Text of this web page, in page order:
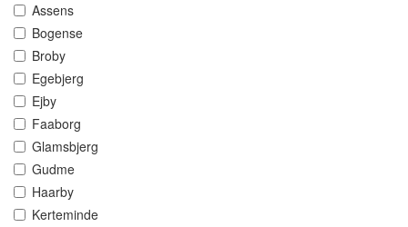
Assens
Bogense
Broby
Egebjerg
Ejby
Faaborg
Glamsbjerg
Gudme
Haarby
Kerteminde